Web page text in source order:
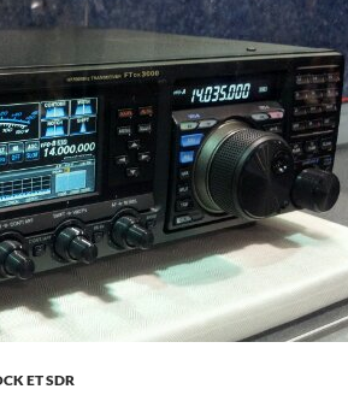
ET SDR